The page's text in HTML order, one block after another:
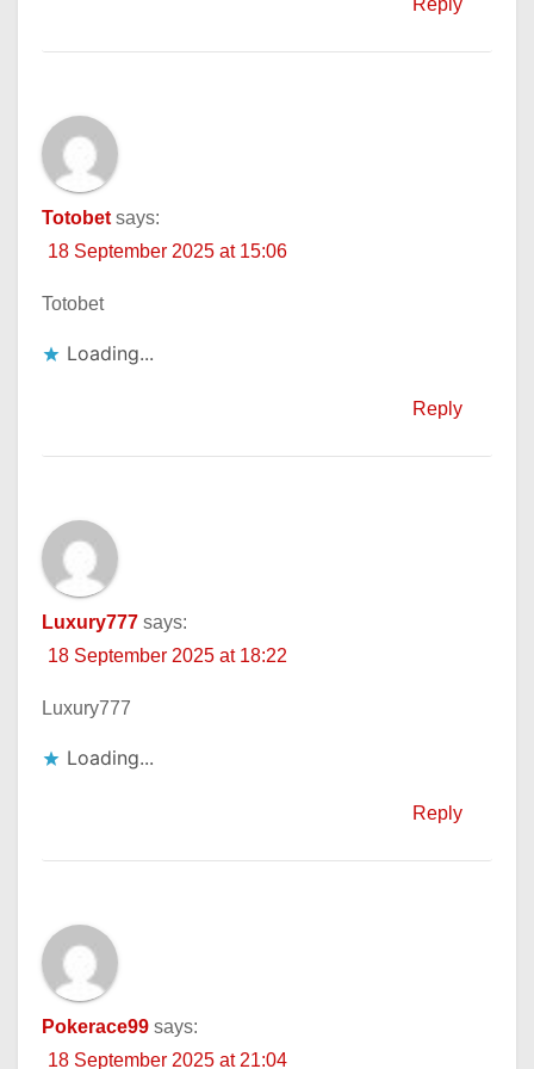
Reply
Totobet says:
18 September 2025 at 15:06
Totobet
Loading...
Reply
Luxury777 says:
18 September 2025 at 18:22
Luxury777
Loading...
Reply
Pokerace99 says:
18 September 2025 at 21:04